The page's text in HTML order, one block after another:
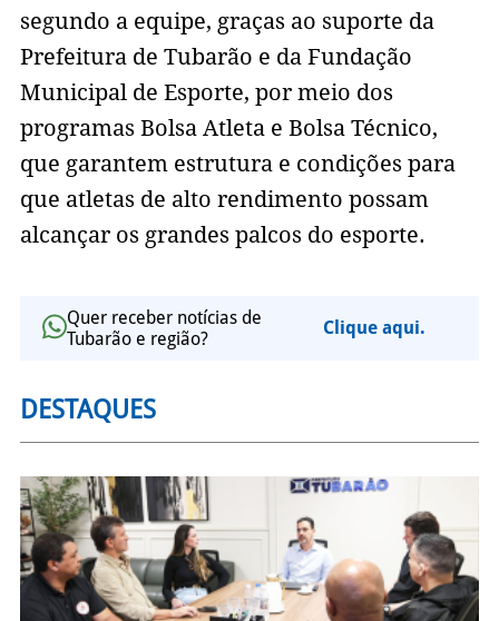
segundo a equipe, graças ao suporte da
Prefeitura de Tubarão e da Fundação
Municipal de Esporte, por meio dos
programas Bolsa Atleta e Bolsa Técnico,
que garantem estrutura e condições para
que atletas de alto rendimento possam
alcançar os grandes palcos do esporte.
Quer receber notícias de
Tubarão e região?
Clique aqui.
DESTAQUES